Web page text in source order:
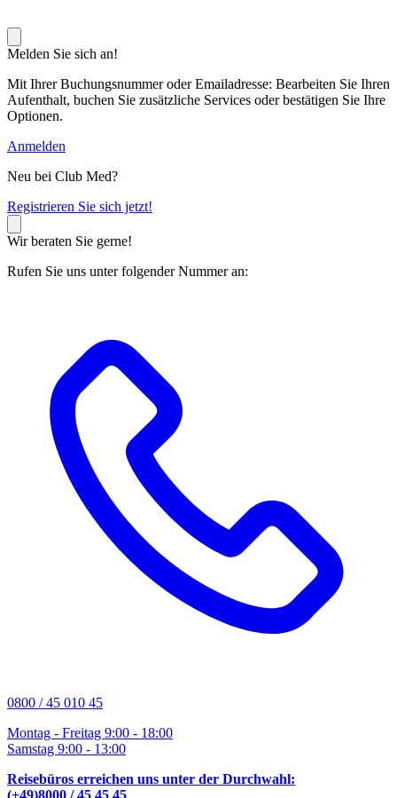
Melden Sie sich an!
Mit Ihrer Buchungsnummer oder Emailadresse: Bearbeiten Sie Ihren
Aufenthalt, buchen Sie zusätzliche Services oder bestätigen Sie Ihre
Optionen.
Anmelden
Neu bei Club Med?
Registrieren Sie sich jetzt!
Wir beraten Sie gerne!
Rufen Sie uns unter folgender Nummer an:
0800 / 45 010 45
Montag - Freitag 9:00 - 18:00
Samstag 9:00 - 13:00
Reisebüros erreichen uns unter der Durchwahl: